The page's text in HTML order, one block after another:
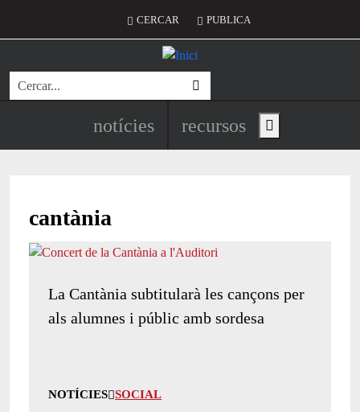
Menú del compte d'usuari
CERCAR PUBLICA
Cerca
Navegació principal de
notícies recursos Show main menu
cantània
La Cantània subtitularà les cançons per
als alumnes i públic amb sordesa
NOTÍCIES SOCIAL